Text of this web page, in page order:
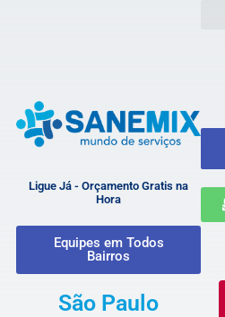
Ligue Já - Orçamento Gratis na
Hora
Equipes em Todos
Bairros
São Paulo